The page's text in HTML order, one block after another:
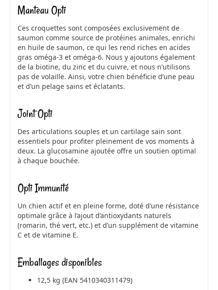
Manteau Opti
Ces croquettes sont composées exclusivement de
saumon comme source de protéines animales, enrichi
en huile de saumon, ce qui les rend riches en acides
gras oméga-3 et oméga-6. Nous y ajoutons également
de la biotine, du zinc et du cuivre, et nous n’utilisons
pas de volaille. Ainsi, votre chien bénéficie d’une peau
et d’un pelage sains et éclatants.
Joint Opti
Des articulations souples et un cartilage sain sont
essentiels pour profiter pleinement de vos moments à
deux. La glucosamine ajoutée offre un soutien optimal
à chaque bouchée.
Opti Immunité
Un chien actif et en pleine forme, doté d’une résistance
optimale grâce à l’ajout d’antioxydants naturels
(romarin, thé vert, etc.) et d’un supplément de vitamine
C et de vitamine E.
Emballages disponibles
12,5 kg (EAN 5410340311479)